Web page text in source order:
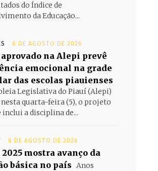
do Índice de
da Educação...
6 DE AGOSTO DE 2026
na Alepi prevê
emocional na grade
das escolas piauienses
Legislativa do Piauí (Alepi)
quarta-feira (5), o projeto
inclui a disciplina de...
6 DE AGOSTO DE 2026
2025 mostra avanço da
básica no país Anos